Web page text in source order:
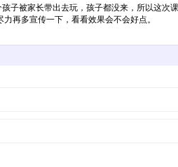
被家长带出去玩，孩子都没来，所以这次课
再多宣传一下，看看效果会不会好点。